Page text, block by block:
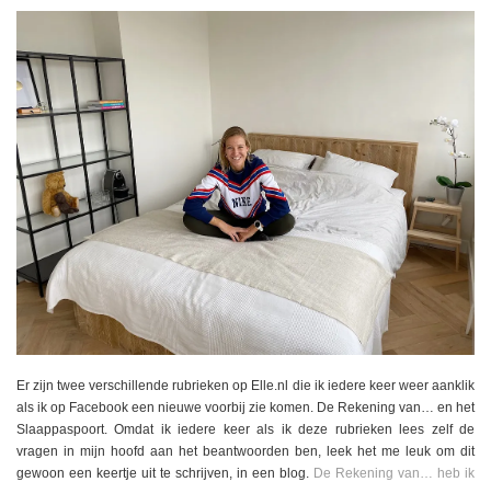
Er zijn twee verschillende rubrieken op Elle.nl die ik iedere keer weer aanklik
als ik op Facebook een nieuwe voorbij zie komen. De Rekening van… en het
Slaappaspoort. Omdat ik iedere keer als ik deze rubrieken lees zelf de
vragen in mijn hoofd aan het beantwoorden ben, leek het me leuk om dit
gewoon een keertje uit te schrijven, in een blog. De Rekening van… heb ik